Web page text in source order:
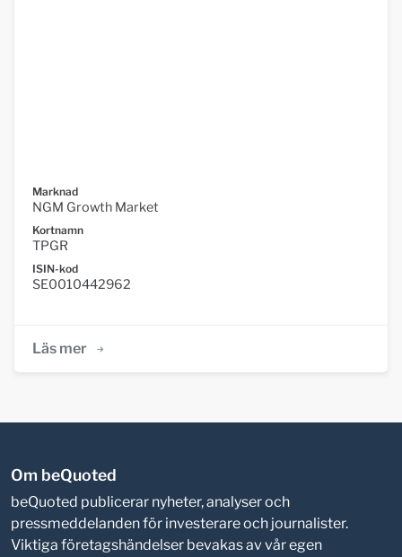
Marknad
NGM Growth Market
Kortnamn
TPGR
ISIN-kod
SE0010442962
Läs mer
Om beQuoted
beQuoted publicerar nyheter, analyser och
pressmeddelanden för investerare och journalister.
Viktiga företagshändelser bevakas av vår egen